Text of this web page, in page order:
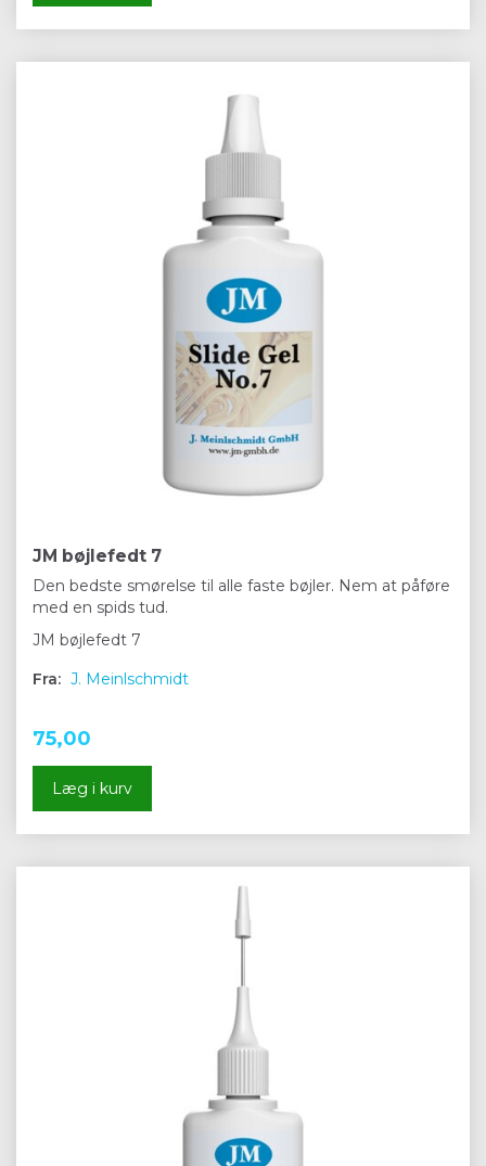
JM bøjlefedt 7
Den bedste smørelse til alle faste bøjler. Nem at påføre
med en spids tud.
JM bøjlefedt 7
Fra: J. Meinlschmidt
75,00
Læg i kurv